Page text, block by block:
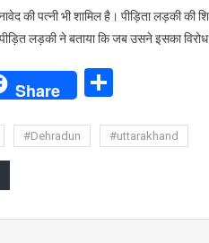
अमन
बनकर
हिंदू
लड़की
की पत्नी भी शामिल है। पीड़िता लड़की
लड़की ने बताया कि जब उसने इसका विरोध
Share
#Dehradun #uttarakhand